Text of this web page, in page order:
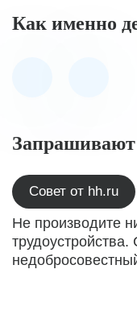
Как именно
Запрашивают
Совет от hh.ru
Не производите